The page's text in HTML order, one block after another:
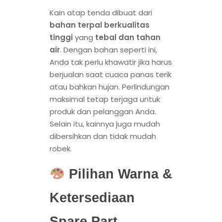
Kain atap tenda dibuat dari
bahan terpal berkualitas
tinggi yang tebal dan tahan
air. Dengan bahan seperti ini,
Anda tak perlu khawatir jika harus
berjualan saat cuaca panas terik
atau bahkan hujan. Perlindungan
maksimal tetap terjaga untuk
produk dan pelanggan Anda.
Selain itu, kainnya juga mudah
dibersihkan dan tidak mudah
robek.
Pilihan Warna &
Ketersediaan